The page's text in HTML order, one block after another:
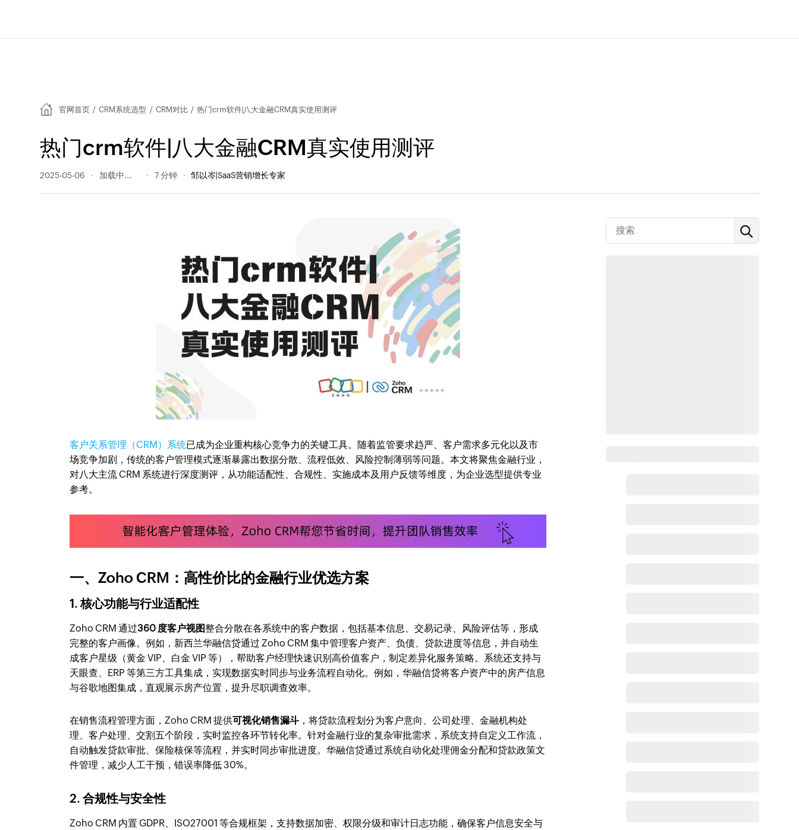
官网首页 / CRM系统选型 / CRM对比 / 热门crm软件|八大金融CRM真实使用测评
热门crm软件|八大金融CRM真实使用测评
2025-05-06 432 阅读量 7 分钟 邹以岑|SaaS营销增长专家
客户关系管理（CRM）系统已成为企业重构核心竞争力的关键工具。随着监管要求趋严、客户需求多元化以及市
场竞争加剧，传统的客户管理模式逐渐暴露出数据分散、流程低效、风险控制薄弱等问题。本文将聚焦金融行业，
对八大主流 CRM 系统进行深度测评，从功能适配性、合规性、实施成本及用户反馈等维度，为企业选型提供专业
参考。
一、Zoho CRM：高性价比的金融行业优选方案
1. 核心功能与行业适配性
Zoho CRM 通过360 度客户视图整合分散在各系统中的客户数据，包括基本信息、交易记录、风险评估等，形成
完整的客户画像。例如，新西兰华融信贷通过 Zoho CRM 集中管理客户资产、负债、贷款进度等信息，并自动生
成客户星级（黄金 VIP、白金 VIP 等），帮助客户经理快速识别高价值客户，制定差异化服务策略。系统还支持与
天眼查、ERP 等第三方工具集成，实现数据实时同步与业务流程自动化。例如，华融信贷将客户资产中的房产信息
与谷歌地图集成，直观展示房产位置，提升尽职调查效率。
在销售流程管理方面，Zoho CRM 提供可视化销售漏斗 ，将贷款流程划分为客户意向、公司处理、金融机构处
理、客户处理、交割五个阶段，实时监控各环节转化率。针对金融行业的复杂审批需求，系统支持自定义工作流，
自动触发贷款审批、保险核保等流程，并实时同步审批进度。华融信贷通过系统自动化处理佣金分配和贷款政策文
件管理，减少人工干预，错误率降低 30%。
2. 合规性与安全性
Zoho CRM 内置 GDPR、ISO27001 等合规框架，支持数据加密、权限分级和审计日志功能，确保客户信息安全与